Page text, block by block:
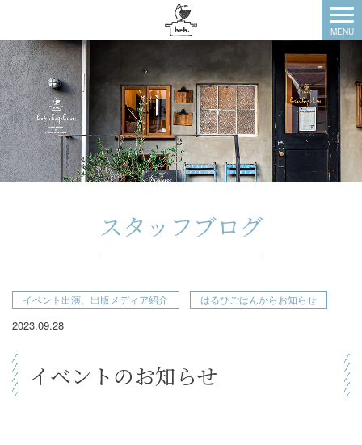
スタッフブログ
イベント出演、出版メディア紹介 はるひごはんからお知らせ
2023.09.28
イベントのお知らせ